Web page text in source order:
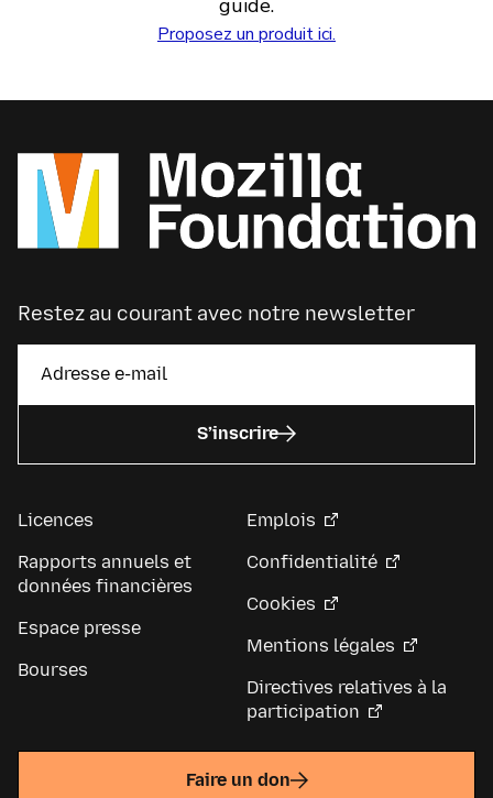
guide.
Proposez un produit ici.
Restez au courant avec notre newsletter
S’inscrire
Licences
Rapports annuels et
données financières
Espace presse
Bourses
Emplois
Confidentialité
Cookies
Mentions légales
Directives relatives à la
participation
Faire un don